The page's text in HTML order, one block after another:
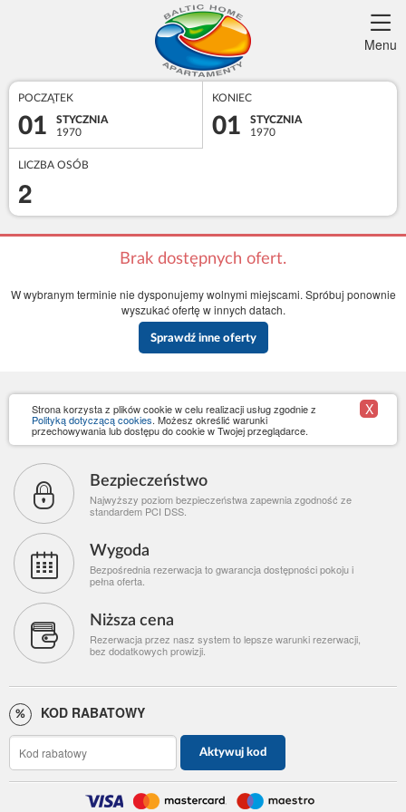
Menu
POCZĄTEK
01
STYCZNIA
1970
KONIEC
01
STYCZNIA
1970
LICZBA OSÓB
2
Brak dostępnych ofert.
W wybranym terminie nie dysponujemy wolnymi miejscami. Spróbuj ponownie
wyszukać ofertę w innych datach.
Sprawdź inne oferty
Strona korzysta z plików cookie w celu realizacji usług zgodnie z
Polityką dotyczącą cookies. Możesz określić warunki
przechowywania lub dostępu do cookie w Twojej przeglądarce.
X
Bezpieczeństwo
Najwyższy poziom bezpieczeństwa zapewnia zgodność ze
standardem PCI DSS.
Wygoda
Bezpośrednia rezerwacja to gwarancja dostępności pokoju i
pełna oferta.
Niższa cena
Rezerwacja przez nasz system to lepsze warunki rezerwacji,
bez dodatkowych prowizji.
KOD RABATOWY
Aktywuj kod